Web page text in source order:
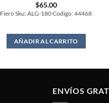
$65.00
Fiero Sku: ALG-180 Codigo: 44468
AÑADIR AL CARRITO
ENVÍOS